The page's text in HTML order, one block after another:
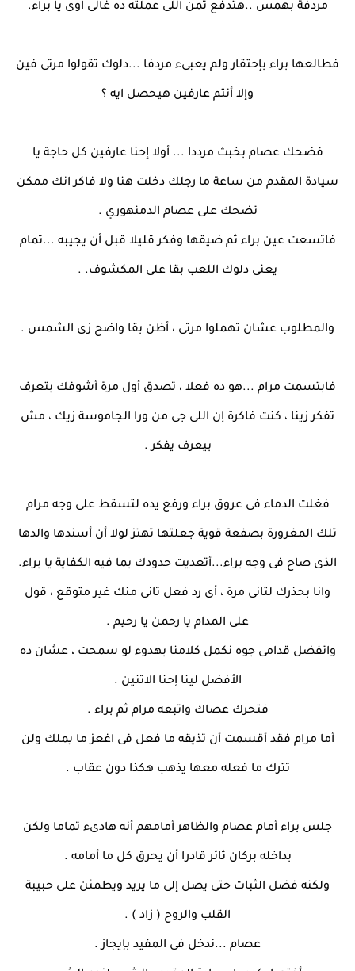
مردفة بهمس ..هتدفع تمن اللى عملته ده غالى اوى يا براء.
فطالعها براء بإحتقار ولم يعبىء مردفا ...دلوك تقولوا مرتى فين
وإلا أنتم عارفين هيحصل ايه ؟
فضحك عصام بخبث مرددا ... أولا إحنا عارفين كل حاجة يا
سيادة المقدم من ساعة ما رجلك دخلت هنا ولا فاكر انك ممكن
تضحك على عصام الدمنهوري .
فاتسعت عين براء ثم ضيقها وفكر قليلا قبل أن يجيبه ...تمام
يعنى دلوك اللعب بقا على المكشوف. .
والمطلوب عشان تهملوا مرتى ، أظن بقا واضح زى الشمس .
فابتسمت مرام ...هو ده فعلا ، تصدق أول مرة أشوفك بتعرف
تفكر زينا ، كنت فاكرة إن اللى جى من ورا الجاموسة زيك ، مش
بيعرف يفكر .
فغلت الدماء فى عروق براء ورفع يده لتسقط على وجه مرام
تلك المغرورة بصفعة قوية جعلتها تهتز لولا أن أسندها والدها
الذى صاح فى وجه براء...أتعديت حدودك بما فيه الكفاية يا براء.
وانا بحذرك لتانى مرة ، أى رد فعل تانى منك غير متوقع ، قول
على المدام يا رحمن يا رحيم .
واتفضل قدامى جوه نكمل كلامنا بهدوء لو سمحت ، عشان ده
الأفضل لينا إحنا الاتنين .
فتحرك عصاك واتبعه مرام ثم براء .
أما مرام فقد أقسمت أن تذيقه ما فعل فى اغعز ما يملك ولن
تترك ما فعله معها يذهب هكذا دون عقاب .
جلس براء أمام عصام والظاهر أمامهم أنه هادىء تماما ولكن
بداخله بركان ثائر قادرا أن يحرق كل ما أمامه .
ولكنه فضل الثبات حتى يصل إلى ما يريد ويطمئن على حبيبة
القلب والروح ( زاد ) .
عصام ...ندخل فى المفيد بإيجاز .